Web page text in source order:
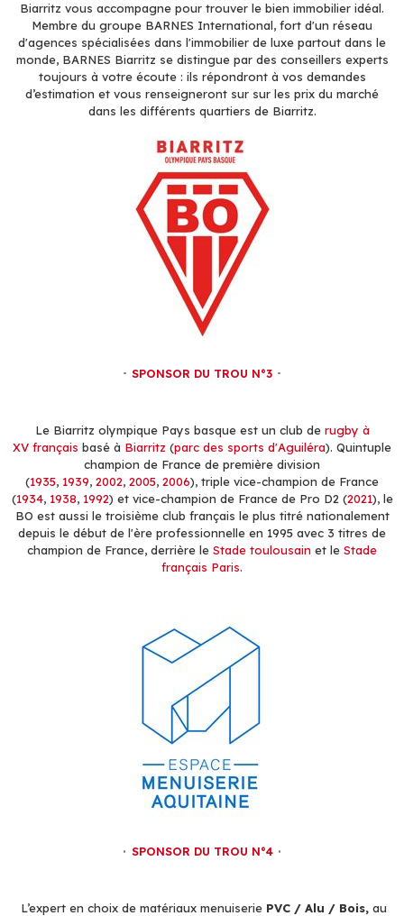
Biarritz vous accompagne pour trouver le bien immobilier idéal.
Membre du groupe BARNES International, fort d'un réseau
d'agences spécialisées dans l'immobilier de luxe partout dans le
monde, BARNES Biarritz se distingue par des conseillers experts
toujours à votre écoute : ils répondront à vos demandes
d’estimation et vous renseigneront sur sur les prix du marché
dans les différents quartiers de Biarritz.
SPONSOR DU TROU N°3
Le Biarritz olympique Pays basque est un club de rugby à
XV français basé à Biarritz (parc des sports d'Aguiléra). Quintuple
champion de France de première division
(1935, 1939, 2002, 2005, 2006), triple vice-champion de France
(1934, 1938, 1992) et vice-champion de France de Pro D2 (2021), le
BO est aussi le troisième club français le plus titré nationalement
depuis le début de l'ère professionnelle en 1995 avec 3 titres de
champion de France, derrière le Stade toulousain et le Stade
français Paris.
SPONSOR DU TROU N°4
L’expert en choix de matériaux menuiserie PVC / Alu / Bois, au